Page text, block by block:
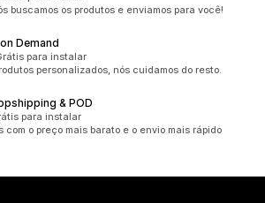
buscamos os produtos e enviamos para você!
Demand
ao todopara instalar
personalizados, nós cuidamos do resto.
& POD
ao todopara instalar
com o preço mais barato e o envio mais rápido